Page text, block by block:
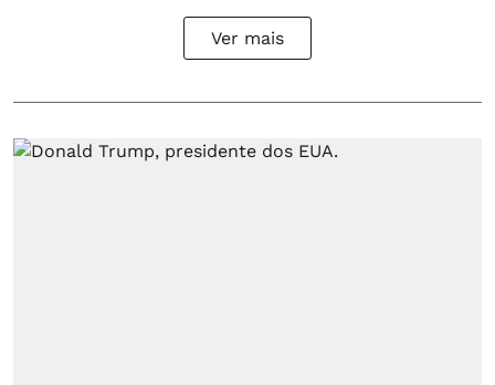
Ver mais